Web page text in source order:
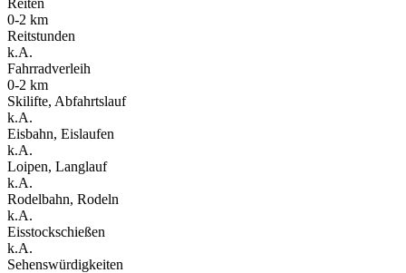
0-2 km
Reitstunden
k.A.
Fahrradverleih
0-2 km
Skilifte, Abfahrtslauf
k.A.
Eisbahn, Eislaufen
k.A.
Loipen, Langlauf
k.A.
Rodelbahn, Rodeln
k.A.
Eisstockschießen
k.A.
Sehenswürdigkeiten